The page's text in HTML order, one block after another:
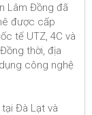
Lâm Đồng đã
được cấp
tế UTZ, 4C và
thời, địa
công nghệ
Đà Lạt và